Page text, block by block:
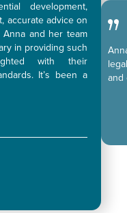
development,
accurate advice on
and her team
in providing such
with their
It’s been a
and